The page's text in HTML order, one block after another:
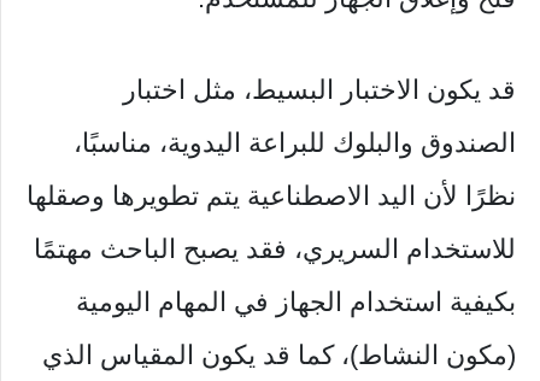
قد يكون الاختبار البسيط، مثل اختبار
الصندوق والبلوك للبراعة اليدوية، مناسبًا،
نظرًا لأن اليد الاصطناعية يتم تطويرها وصقلها
للاستخدام السريري، فقد يصبح الباحث مهتمًا
بكيفية استخدام الجهاز في المهام اليومية
(مكون النشاط)، كما قد يكون المقياس الذي